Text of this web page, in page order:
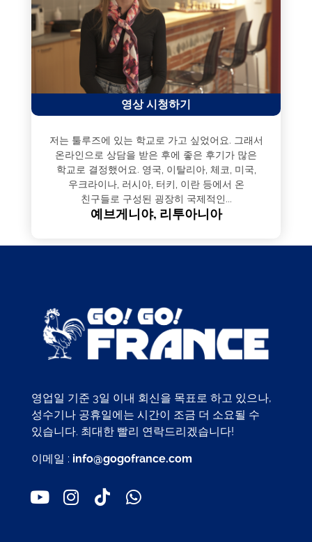
영상 시청하기
저는 툴루즈에 있는 학교로 가고 싶었어요. 그래서
온라인으로 상담을 받은 후에 좋은 후기가 많은
학교로 결정했어요. 영국, 이탈리아, 체코, 미국,
우크라이나, 러시아, 터키, 이란 등에서 온
친구들로 구성된 굉장히 국제적인...
예브게니야, 리투아니아
영업일 기준 3일 이내 회신을 목표로 하고 있으나,
성수기나 공휴일에는 시간이 조금 더 소요될 수
있습니다. 최대한 빨리 연락드리겠습니다!
이메일 : info@gogofrance.com